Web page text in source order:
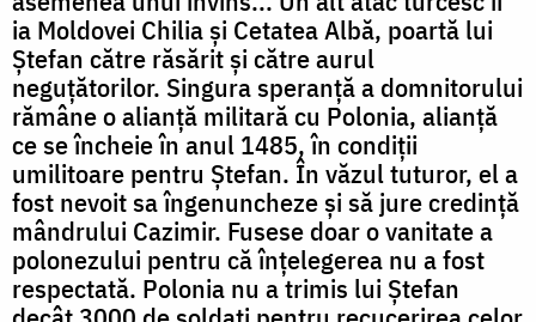
ia Moldovei Chilia și Cetatea Albă, poartă lui
Ștefan către răsărit și către aurul
neguțătorilor. Singura speranță a domnitorului
rămâne o alianță militară cu Polonia, alianță
ce se încheie în anul 1485, în condiții
umilitoare pentru Ștefan. În văzul tuturor, el a
fost nevoit sa îngenuncheze și să jure credință
mândrului Cazimir. Fusese doar o vanitate a
polonezului pentru că înțelegerea nu a fost
respectată. Polonia nu a trimis lui Ștefan